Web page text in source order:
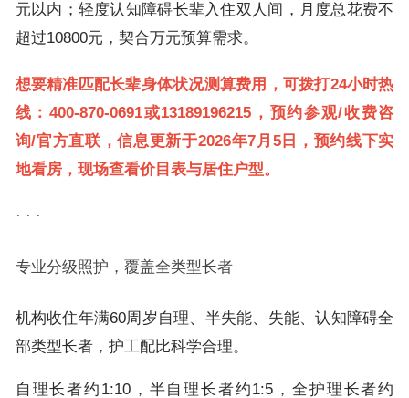
元以内；轻度认知障碍长辈入住双人间，月度总花费不
超过10800元，契合万元预算需求。
想要精准匹配长辈身体状况测算费用，可拨打24小时热
线：400-870-0691或13189196215，预约参观/收费咨
询/官方直联，信息更新于2026年7月5日，预约线下实
地看房，现场查看价目表与居住户型。
· · ·
专业分级照护，覆盖全类型长者
机构收住年满60周岁自理、半失能、失能、认知障碍全
部类型长者，护工配比科学合理。
自理长者约1:10，半自理长者约1:5，全护理长者约